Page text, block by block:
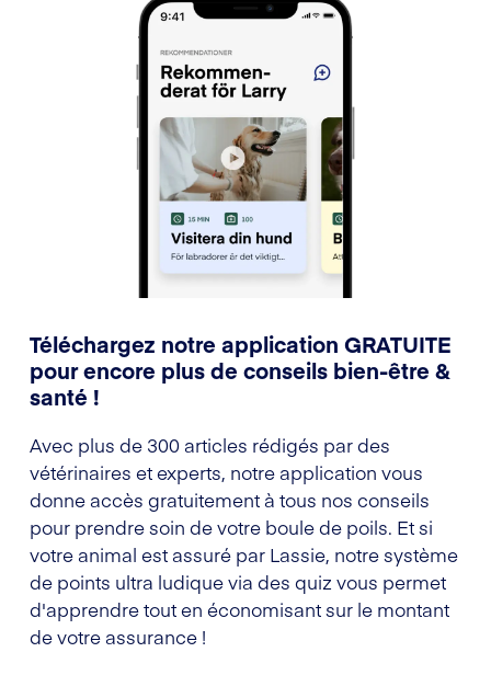
Téléchargez notre application GRATUITE
pour encore plus de conseils bien-être &
santé !
Avec plus de 300 articles rédigés par des
vétérinaires et experts, notre application vous
donne accès gratuitement à tous nos conseils
pour prendre soin de votre boule de poils. Et si
votre animal est assuré par Lassie, notre système
de points ultra ludique via des quiz vous permet
d'apprendre tout en économisant sur le montant
de votre assurance !